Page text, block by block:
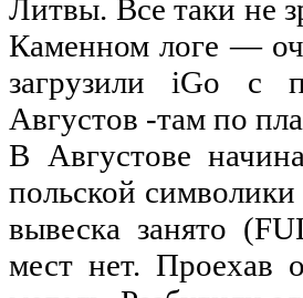
Литвы. Все таки не
Каменном логе —
загрузили iGo с
Августов -там по
В Августове
польской символики
вывеска занято
мест нет. Проехав